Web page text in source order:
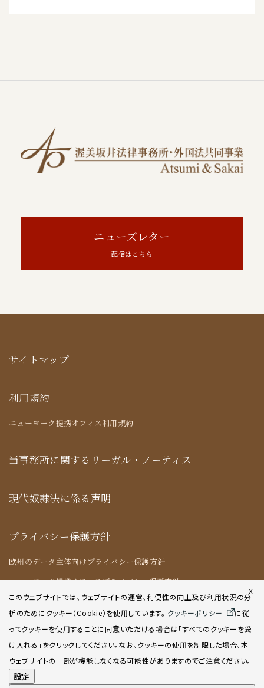
ニューズレター
配信はこちら
サイトマップ
利用規約
ニューヨーク提携オフィス利用規約
当事務所に関するリーガル・ノーティス
現代奴隷法に係る声明
プライバシー保護方針
欧州のデータ主体向けプライバシー保護方針
ニューヨーク提携オフィスプライバシー保護方針
クッキーポリシー
AIポリシー
X
このウェブサイトでは、ウェブサイトの運営、利便性の向上及び利用状況の分
析のためにクッキー（Cookie）を使用しています。 クッキーポリシー
に従
ってクッキーを使用することに同意いただける場合は「すべてのクッキーを受
け入れる」をクリックしてください。なお、クッキーの使用を制限した場合、本
ウェブサイトの一部が機能しなくなる可能性がありますのでご注意ください。
設定